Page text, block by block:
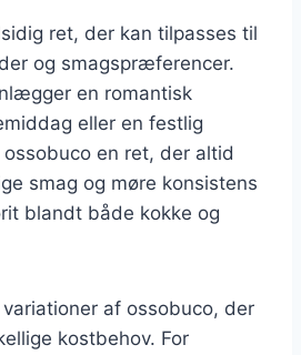
ret, der kan tilpasses til
og smagspræferencer.
en romantisk
eller en festlig
en ret, der altid
smag og møre konsistens
blandt både kokke og
af ossobuco, der
kostbehov. For